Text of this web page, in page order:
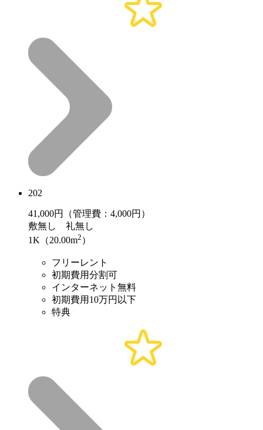
202
41,000円（管理費：4,000円）
敷無し 礼無し
1K（20.00m2 ）
フリーレント
初期費用分割可
インターネット無料
初期費用10万円以下
特典